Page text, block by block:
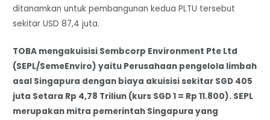
ditanamkan untuk pembangunan kedua PLTU tersebut
sekitar USD 87,4 juta.
TOBA mengakuisisi Sembcorp Environment Pte Ltd
(SEPL/SemeEnviro) yaitu Perusahaan pengelola limbah
asal Singapura dengan biaya akuisisi sekitar SGD 405
juta Setara Rp 4,78 Triliun (kurs SGD 1 = Rp 11.800). SEPL
merupakan mitra pemerintah Singapura yang